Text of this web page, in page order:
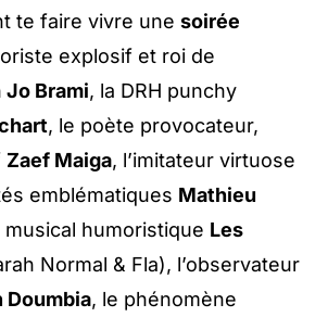
te faire vivre une soirée
explosif et roi de
Jo Brami, la DRH punchy
, le poète provocateur,
Zaef Maiga, l’imitateur virtuose
emblématiques Mathieu
musical humoristique Les
Normal & Fla), l’observateur
Doumbia, le phénomène